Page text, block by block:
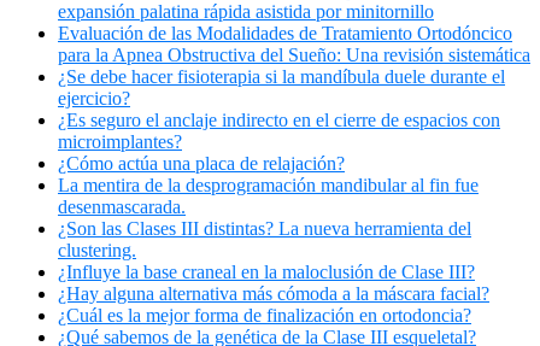
expansión palatina rápida asistida por minitornillo
Evaluación de las Modalidades de Tratamiento Ortodóncico
para la Apnea Obstructiva del Sueño: Una revisión sistemática
¿Se debe hacer fisioterapia si la mandíbula duele durante el
ejercicio?
¿Es seguro el anclaje indirecto en el cierre de espacios con
microimplantes?
¿Cómo actúa una placa de relajación?
La mentira de la desprogramación mandibular al fin fue
desenmascarada.
¿Son las Clases III distintas? La nueva herramienta del
clustering.
¿Influye la base craneal en la maloclusión de Clase III?
¿Hay alguna alternativa más cómoda a la máscara facial?
¿Cuál es la mejor forma de finalización en ortodoncia?
¿Qué sabemos de la genética de la Clase III esqueletal?